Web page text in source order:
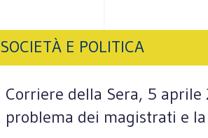
SOCIETÀ E POLITICA
Corriere della Sera, 5 aprile
problema dei magistrati e